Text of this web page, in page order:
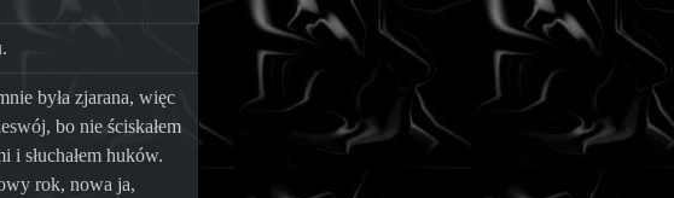
była zjarana, więc
bo nie ściskałem
i słuchałem huków.
rok, nowa ja,